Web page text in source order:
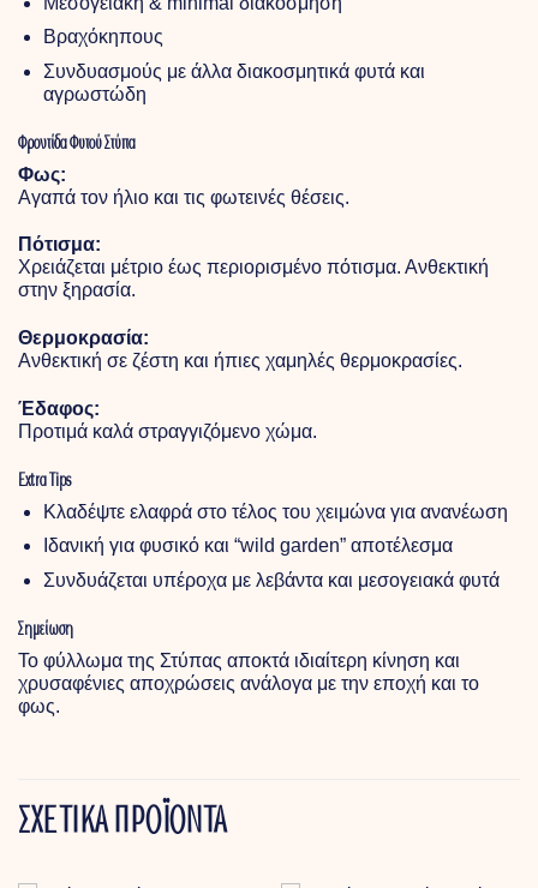
Βραχόκηπους
Συνδυασμούς με άλλα διακοσμητικά φυτά και
αγρωστώδη
Φροντίδα ΦυτούΣτύπα
Φως:
Αγαπά τον ήλιο και τις φωτεινές θέσεις.
Πότισμα:
Χρειάζεται μέτριο έως περιορισμένο πότισμα. Ανθεκτική
στην ξηρασία.
Θερμοκρασία:
Ανθεκτική σε ζέστη και ήπιες χαμηλές θερμοκρασίες.
Έδαφος:
Προτιμά καλά στραγγιζόμενο χώμα.
Extra Tips
Κλαδέψτε ελαφρά στο τέλος του χειμώνα για ανανέωση
Ιδανική για φυσικό και “wild garden” αποτέλεσμα
Συνδυάζεται υπέροχα με λεβάντα και μεσογειακά φυτά
Σημείωση
Το φύλλωμα της Στύπας αποκτά ιδιαίτερη κίνηση και
χρυσαφένιες αποχρώσεις ανάλογα με την εποχή και το
φως.
ΣΧΕΤΙΚΑ ΠΡΟΪΟΝΤΑ